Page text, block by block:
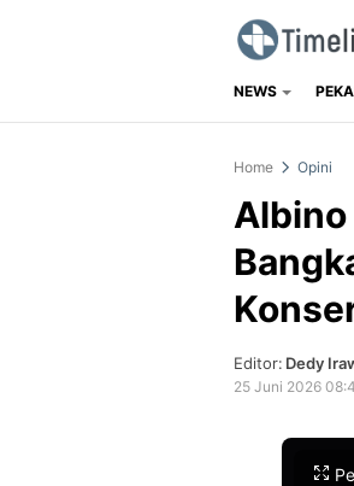
Timelines.id
Media Literasi,
NEWS
Home Opini
Albino
Editor: Dedy
25 Juni 2026